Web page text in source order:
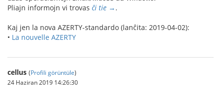
Pliajn informojn vi trovas ĉi tie → .
Kaj jen la nova AZERTY-standardo (lanĉita: 2019-04-02):
• La nouvelle AZERTY
cellus (Profili görüntüle)
24 Haziran 2019 14:26:30